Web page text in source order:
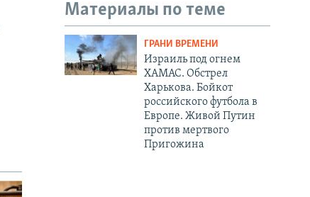
Материалы по теме
ГРАНИ ВРЕМЕНИ
Израиль под огнем
ХАМАС. Обстрел
Харькова. Бойкот
российского футбола в
Европе. Живой Путин
против мертвого
Пригожина